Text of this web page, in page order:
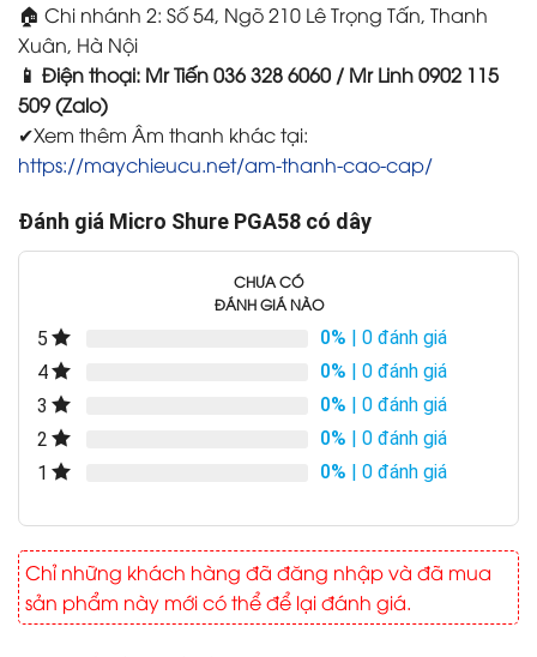
🏠 Chi nhánh 2: Số 54, Ngõ 210 Lê Trọng Tấn, Thanh
Xuân, Hà Nội
📱 Điện thoại: Mr Tiến 036 328 6060 / Mr Linh 0902 115
509 (Zalo)
✔Xem thêm Âm thanh khác tại:
https://maychieucu.net/am-thanh-cao-cap/
Đánh giá Micro Shure PGA58 có dây
CHƯA CÓ
ĐÁNH GIÁ NÀO
5 0% | 0 đánh giá
4
0% | 0 đánh giá
3
0% | 0 đánh giá
2
0% | 0 đánh giá
1
0% | 0 đánh giá
Chỉ những khách hàng đã đăng nhập và đã mua
sản phẩm này mới có thể để lại đánh giá.